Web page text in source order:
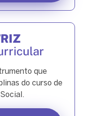
que
do curso de